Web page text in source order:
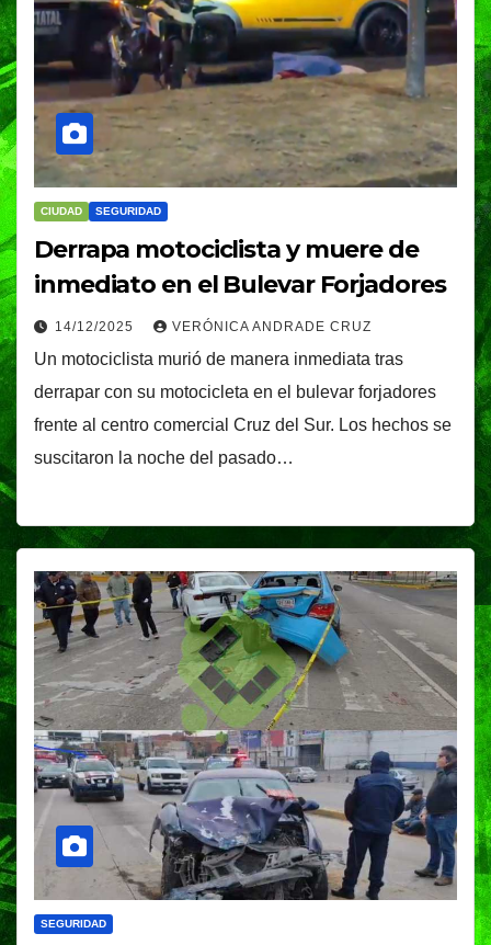
CIUDAD SEGURIDAD
Derrapa motociclista y muere de
inmediato en el Bulevar Forjadores
14/12/2025 VERÓNICA ANDRADE CRUZ
Un motociclista murió de manera inmediata tras
derrapar con su motocicleta en el bulevar forjadores
frente al centro comercial Cruz del Sur. Los hechos se
suscitaron la noche del pasado…
SEGURIDAD